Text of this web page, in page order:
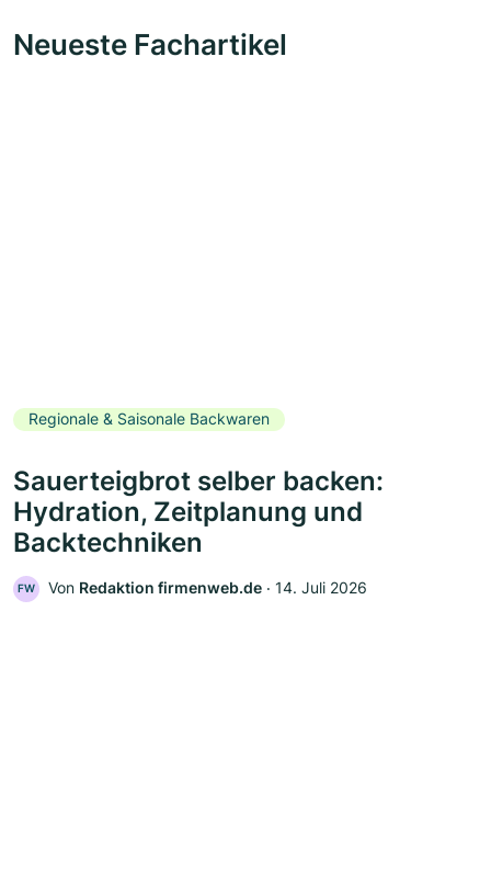
Neueste Fachartikel
Regionale & Saisonale Backwaren
Sauerteigbrot selber backen:
Hydration, Zeitplanung und
Backtechniken
FW Von Redaktion firmenweb.de ‧ 14. Juli 2026